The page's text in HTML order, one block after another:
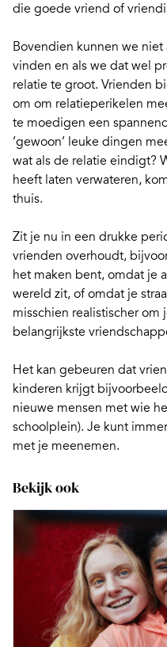
die goede vriend of
Bovendien kunnen we
vinden en als we dat wel
relatie te groot. Vrienden
om om relatieperikelen
te moedigen een
‘gewoon’ leuke dingen
wat als de relatie eindigt?
heeft laten verwateren,
thuis.
Zit je nu in een drukke
vrienden overhoudt,
het maken bent, omdat je
wereld zit, of omdat je
misschien realistischer om
belangrijkste
Het kan gebeuren dat
kinderen krijgt
nieuwe mensen met wie
schoolplein). Je kunt
met je meenemen.
Bekijk ook